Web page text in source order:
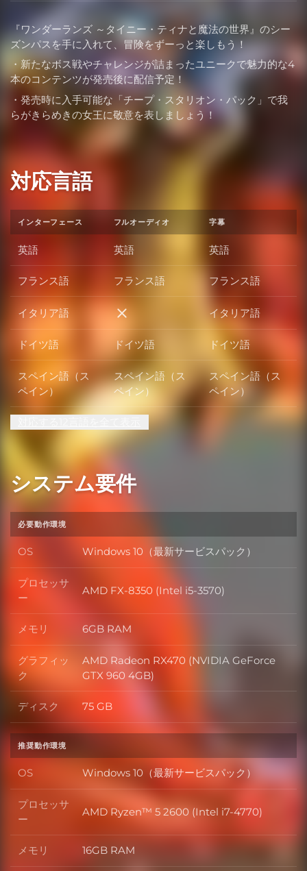
『ワンダーランズ ～タイニー・ティナと魔法の世界』のシー
ズンパスを手に入れて、冒険をずーっと楽しもう！
・新たなボス戦やチャレンジが詰まったユニークで魅力的な4
本のコンテンツが発売後に配信予定！
・発売時に入手可能な「チープ・スタリオン・パック」で我
らがきらめきの女王に敬意を表しましょう！
対応言語
インターフェース フルオーディオ 字幕
英語 英語 英語
フランス語 フランス語 フランス語
イタリア語 イタリア語 イタリア語
ドイツ語 ドイツ語 ドイツ語
スペイン語（ス
ペイン）
スペイン語（ス
ペイン）
スペイン語（ス
ペイン）
システム要件
必要動作環境
OS OS
Windows 10（最新サービスパック）
プロセッサ
ー
プロセッサー
AMD FX-8350 (Intel i5-3570)
メモリ メモリ
6GB RAM
グラフィッ
ク
グラフィック
AMD Radeon RX470 (NVIDIA GeForce
GTX 960 4GB)
ディスク ディスク
75 GB
推奨動作環境
OS OS
Windows 10（最新サービスパック）
プロセッサ
ー
プロセッサー
AMD Ryzen™ 5 2600 (Intel i7-4770)
メモリ メモリ
16GB RAM